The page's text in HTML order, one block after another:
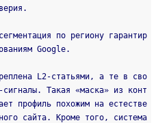
по региону гарантир
Google.
L2‑статьями, а те в сво
Такая «маска» из конт
профиль похожим на естестве
сайта. Кроме того, система